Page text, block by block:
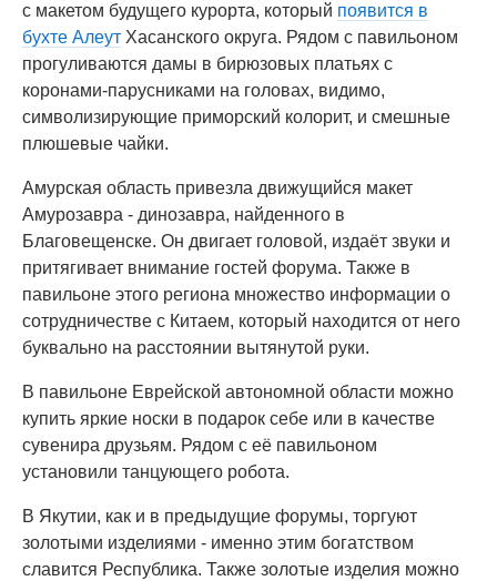
с макетом будущего курорта, который появится в
бухте Алеут Хасанского округа. Рядом с павильоном
прогуливаются дамы в бирюзовых платьях с
коронами-парусниками на головах, видимо,
символизирующие приморский колорит, и смешные
плюшевые чайки.
Амурская область привезла движущийся макет
Амурозавра - динозавра, найденного в
Благовещенске. Он двигает головой, издаёт звуки и
притягивает внимание гостей форума. Также в
павильоне этого региона множество информации о
сотрудничестве с Китаем, который находится от него
буквально на расстоянии вытянутой руки.
В павильоне Еврейской автономной области можно
купить яркие носки в подарок себе или в качестве
сувенира друзьям. Рядом с её павильоном
установили танцующего робота.
В Якутии, как и в предыдущие форумы, торгуют
золотыми изделиями - именно этим богатством
славится Республика. Также золотые изделия можно